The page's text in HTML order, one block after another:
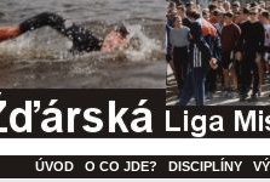
ÚVOD O CO JDE? DISCIPLÍNY